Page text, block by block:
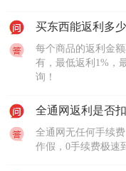
买东西能返利多
每个商品的返利金
有，最低返利1%，
询！
全通网返利是否
全通网无任何手续
作假，0手续费极速